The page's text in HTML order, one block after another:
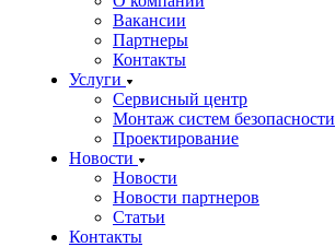
Вакансии
Партнеры
Контакты
Услуги
Сервисный центр
Монтаж систем безопасности
Проектирование
Новости
Новости
Новости партнеров
Статьи
Контакты